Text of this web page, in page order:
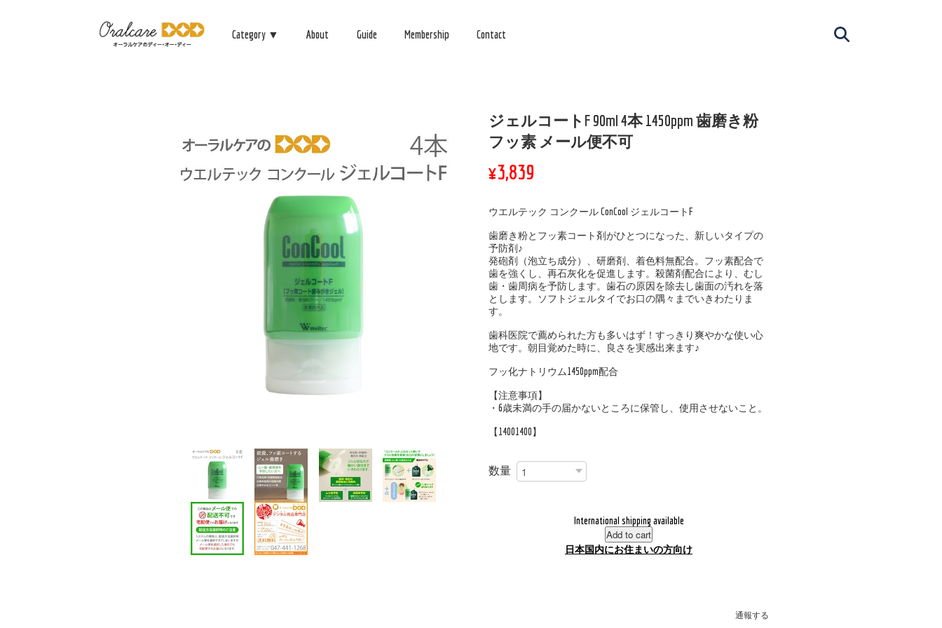
Category ▼ About Guide Membership Contact
ジェルコートF 90ml 4本 1450ppm 歯磨き粉
フッ素 メール便不可
¥3,839
ウエルテック コンクール ConCool ジェルコートF
歯磨き粉とフッ素コート剤がひとつになった、新しいタイプの
予防剤♪
発砲剤（泡立ち成分）、研磨剤、着色料無配合。フッ素配合で
歯を強くし、再石灰化を促進します。殺菌剤配合により、むし
歯・歯周病を予防します。歯石の原因を除去し歯面の汚れを落
とします。ソフトジェルタイでお口の隅々までいきわたりま
す。
歯科医院で薦められた方も多いはず！すっきり爽やかな使い心
地です。朝目覚めた時に、良さを実感出来ます♪
フッ化ナトリウム1450ppm配合
【注意事項】
・6歳未満の手の届かないところに保管し、使用させないこと。
【14001400】
数量
International shipping available
Add to cart
日本国内にお住まいの方向け
通報する